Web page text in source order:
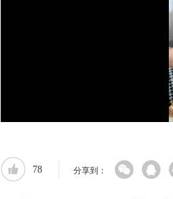
78 分享到：